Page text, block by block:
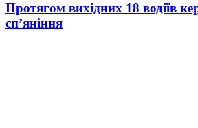
Протягом вихідних 18 водіїв
сп’яніння